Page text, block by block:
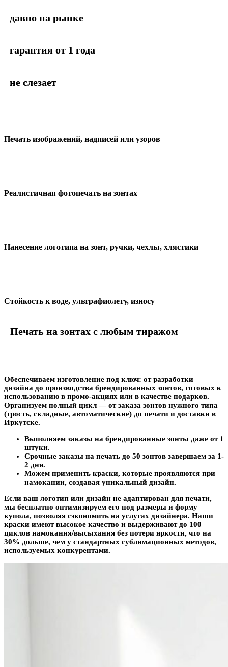
давно на рынке
гарантия от 1 года
не слезает
Печать изображений, надписей или узоров
Реалистичная фотопечать на зонтах
Нанесение логотипа на зонт, ручки, чехлы, хлястики
Стойкость к воде, ультрафиолету, износу
Печать на зонтах с любым тиражом
Обеспечиваем изготовление под ключ: от разработки
дизайна до производства брендированных зонтов, готовых к
использованию в промо-акциях или в качестве подарков.
Организуем полный цикл — от заказа зонтов нужного типа
(трость, складные, автоматические) до печати и доставки в
Иркутске.
Выполняем заказы на брендированные зонты даже от 1
штуки.
Срочные заказы на печать до 50 зонтов завершаем за 1-
2 дня.
Можем применить краски, которые проявляются при
намокании, создавая уникальный дизайн.
Если ваш логотип или дизайн не адаптирован для печати,
мы бесплатно оптимизируем его под размеры и форму
купола, позволяя сэкономить на услугах дизайнера. Наши
краски имеют высокое качество и выдерживают до 100
циклов намокания/высыхания без потери яркости, что на
30% дольше, чем у стандартных сублимационных методов,
используемых конкурентами.